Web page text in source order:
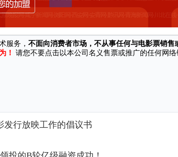
件等渠道冒充本公司名义、对外销售电影票并承诺奖励、
服务，不面向消费者市场，不从事任何与电影票销
！请您不要点击以本公司名义售票或推广的任何网
发行放映工作的倡议书